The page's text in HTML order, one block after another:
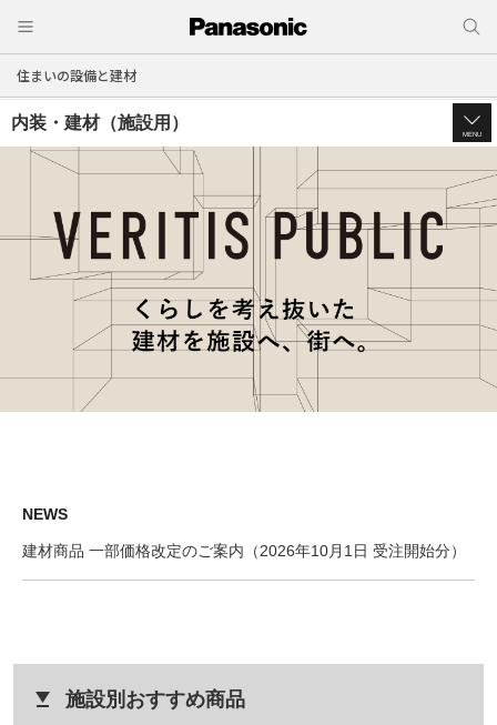
住まいの設備と建材
内装・建材（施設用）
MENU
NEWS
建材商品 一部価格改定のご案内（2026年10月1日 受注開始分）
施設別おすすめ商品